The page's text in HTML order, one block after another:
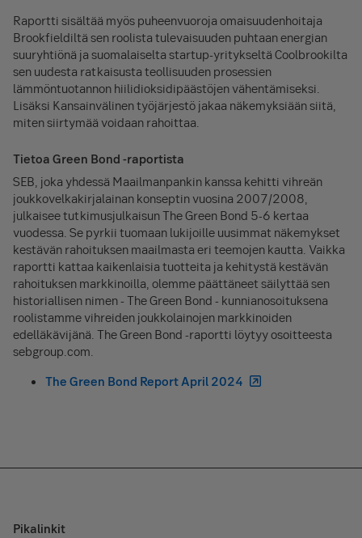
Raportti sisältää myös puheenvuoroja omaisuudenhoitaja
Brookfieldiltä sen roolista tulevaisuuden puhtaan energian
suuryhtiönä ja suomalaiselta startup-yritykseltä Coolbrookilta
sen uudesta ratkaisusta teollisuuden prosessien
lämmöntuotannon hiilidioksidipäästöjen vähentämiseksi.
Lisäksi Kansainvälinen työjärjestö jakaa näkemyksiään siitä,
miten siirtymää voidaan rahoittaa.
Tietoa Green Bond -raportista
SEB, joka yhdessä Maailmanpankin kanssa kehitti vihreän
joukkovelkakirjalainan konseptin vuosina 2007/2008,
julkaisee tutkimusjulkaisun The Green Bond 5-6 kertaa
vuodessa. Se pyrkii tuomaan lukijoille uusimmat näkemykset
kestävän rahoituksen maailmasta eri teemojen kautta. Vaikka
raportti kattaa kaikenlaisia tuotteita ja kehitystä kestävän
rahoituksen markkinoilla, olemme päättäneet säilyttää sen
historiallisen nimen - The Green Bond - kunnianosoituksena
roolistamme vihreiden joukkolainojen markkinoiden
edelläkävijänä. The Green Bond -raportti löytyy osoitteesta
sebgroup.com.
The Green Bond Report April 2024
Pikalinkit